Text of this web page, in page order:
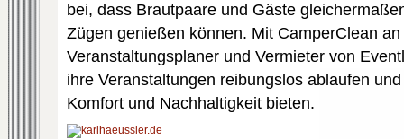
bei, dass Brautpaare und Gäste
Zügen genießen können. Mit CamperClean
Veranstaltungsplaner und Vermieter von
ihre Veranstaltungen reibungslos ablaufen
Komfort und Nachhaltigkeit bieten.